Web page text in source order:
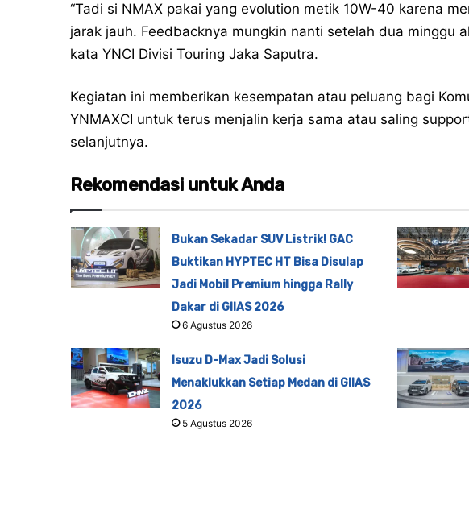
“Tadi si NMAX pakai yang evolution metik 10W-40 karena
jarak jauh. Feedbacknya mungkin nanti setelah dua minggu
kata YNCI Divisi Touring Jaka Saputra.
Kegiatan ini memberikan kesempatan atau peluang bagi
YNMAXCI untuk terus menjalin kerja sama atau saling
selanjutnya.
Rekomendasi untuk Anda
Bukan Sekadar SUV Listrik! GAC
Buktikan HYPTEC HT Bisa Disulap
Jadi Mobil Premium hingga Rally
Dakar di GIIAS 2026
6 Agustus 2026
Isuzu D-Max Jadi Solusi
Menaklukkan Setiap Medan di GIIAS
2026
5 Agustus 2026